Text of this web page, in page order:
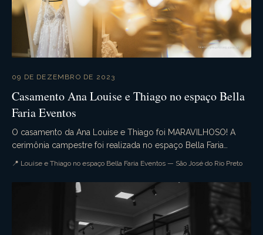
09 DE DEZEMBRO DE 2023
Casamento Ana Louise e Thiago no espaço Bella
Faria Eventos
O casamento da Ana Louise e Thiago foi MARAVILHOSO! A
cerimônia campestre foi realizada no espaço Bella Faria
📍 Louise e Thiago no espaço Bella Faria Eventos — São José do Rio Preto